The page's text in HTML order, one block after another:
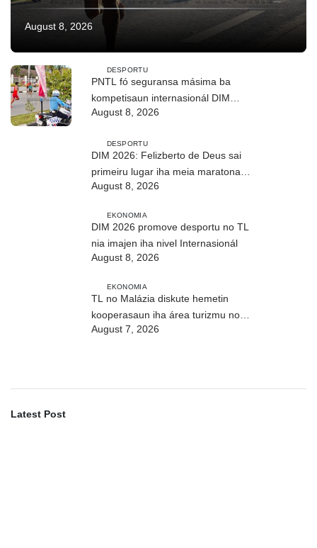
August 8, 2026
DESPORTU
PNTL fó seguransa másima ba
kompetisaun internasionál DIM
2026
August 8, 2026
DESPORTU
DIM 2026: Felizberto de Deus sai
primeiru lugar iha meia maratona
kilómetru 21
August 8, 2026
EKONOMIA
DIM 2026 promove desportu no TL
nia imajen iha nivel Internasionál
August 8, 2026
EKONOMIA
TL no Malázia diskute hemetin
kooperasaun iha área turizmu no
edukasaun
August 7, 2026
Latest Post